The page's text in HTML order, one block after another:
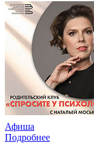
Афиша
Подробнее